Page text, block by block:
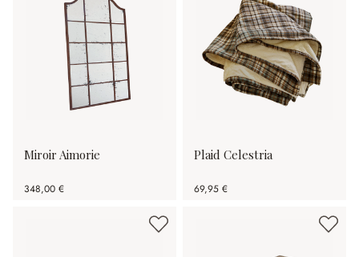
Miroir Aimorie
348,00 €
Plaid Celestria
69,95 €